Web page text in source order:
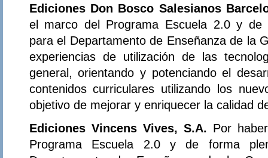
Ediciones Don Bosco Salesianos
el marco del Programa Escuela 2.0 y de
para el Departamento de Enseñanza de la
experiencias de utilización de las
general, orientando y potenciando el
contenidos curriculares utilizando los
objetivo de mejorar y enriquecer la calidad
Ediciones Vincens Vives, S.A. Por
Programa Escuela 2.0 y de forma